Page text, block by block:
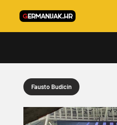
Fausto Budicin